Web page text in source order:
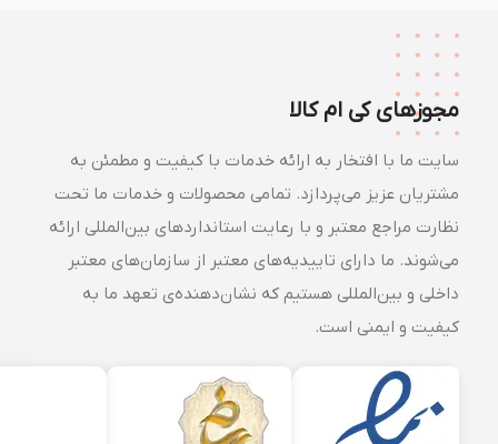
مجوزهای کی ام کالا
سایت ما با افتخار به ارائه خدمات با کیفیت و مطمئن به
مشتریان عزیز می‌پردازد. تمامی محصولات و خدمات ما تحت
نظارت مراجع معتبر و با رعایت استانداردهای بین‌المللی ارائه
می‌شوند. ما دارای تاییدیه‌های معتبر از سازمان‌های معتبر
داخلی و بین‌المللی هستیم که نشان‌دهنده‌ی تعهد ما به
کیفیت و ایمنی است.